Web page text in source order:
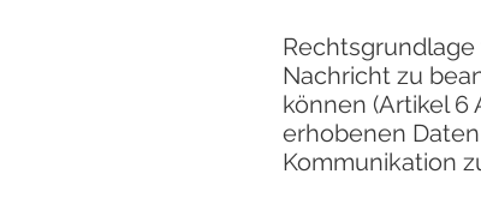
Nachricht zu
können (Artikel 6
erhobenen
Kommunikation